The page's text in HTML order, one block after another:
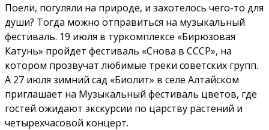
Поели, погуляли на природе, и захотелось чего-то для
души? Тогда можно отправиться на музыкальный
фестиваль. 19 июля в туркомплексе «Бирюзовая
Катунь» пройдет фестиваль «Снова в СССР», на
котором прозвучат любимые треки советских групп.
А 27 июля зимний сад «Биолит» в селе Алтайском
приглашает на Музыкальный фестиваль цветов, где
гостей ожидают экскурсии по царству растений и
четырехчасовой концерт.